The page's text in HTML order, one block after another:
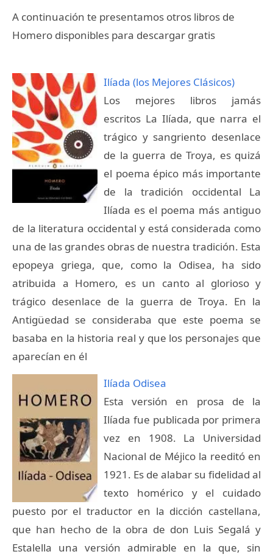
A continuación te presentamos otros libros de
Homero disponibles para descargar gratis
Ilíada (los Mejores Clásicos)
Los mejores libros jamás
escritos La Ilíada, que narra el
trágico y sangriento desenlace
de la guerra de Troya, es quizá
el poema épico más importante
de la tradición occidental La
Ilíada es el poema más antiguo
de la literatura occidental y está considerada como
una de las grandes obras de nuestra tradición. Esta
epopeya griega, que, como la Odisea, ha sido
atribuida a Homero, es un canto al glorioso y
trágico desenlace de la guerra de Troya. En la
Antigüedad se consideraba que este poema se
basaba en la historia real y que los personajes que
aparecían en él
Ilíada Odisea
Esta versión en prosa de la
Ilíada fue publicada por primera
vez en 1908. La Universidad
Nacional de Méjico la reeditó en
1921. Es de alabar su fidelidad al
texto homérico y el cuidado
puesto por el traductor en la dicción castellana,
que han hecho de la obra de don Luis Segalá y
Estalella una versión admirable en la que, sin